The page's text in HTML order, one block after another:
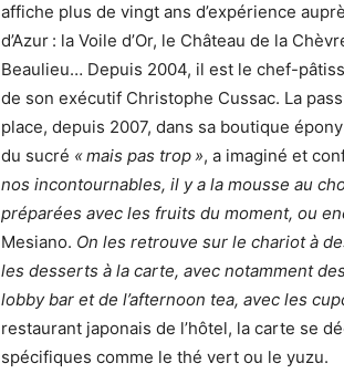
affiche plus de vingt ans d’expérience
d’Azur : la Voile d’Or, le Château de la
Beaulieu… Depuis 2004, il est le chef-
de son exécutif Christophe Cussac. La
place, depuis 2007, dans sa boutique
du sucré « mais pas trop », a imaginé et
nos incontournables, il y a la mousse au
préparées avec les fruits du moment, ou
Mesiano. On les retrouve sur le chariot à
les desserts à la carte, avec notamment
lobby bar et de l’afternoon tea, avec les
restaurant japonais de l’hôtel, la carte se
spécifiques comme le thé vert ou le yuzu.